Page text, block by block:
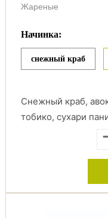
Жареные
Начинка:
снежный краб
Снежный краб,
тобико, сухари